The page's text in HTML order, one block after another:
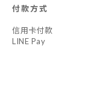
付款方式
信用卡付款
LINE Pay